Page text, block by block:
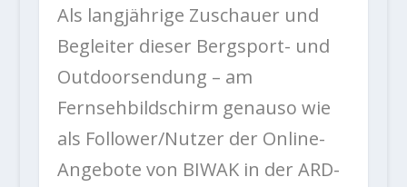
Als langjährige Zuschauer und
Begleiter dieser Bergsport- und
Outdoorsendung – am
Fernsehbildschirm genauso wie
als Follower/Nutzer der Online-
Angebote von BIWAK in der ARD-